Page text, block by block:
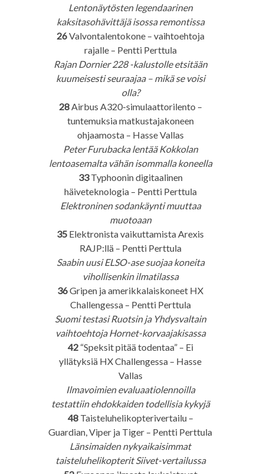
Lentonäytösten legendaarinen
kaksitasohävittäjä isossa remontissa
26Valvontalentokone – vaihtoehtoja
rajalle – Pentti Perttula
Rajan Dornier 228 -kalustolle etsitään
kuumeisesti seuraajaa – mikä se voisi
olla?
28Airbus A320-simulaattorilento –
tuntemuksia matkustajakoneen
ohjaamosta – Hasse Vallas
Peter Furubacka lentää Kokkolan
lentoasemalta vähän isommalla koneella
33Typhoonin digitaalinen
häiveteknologia – Pentti Perttula
Elektroninen sodankäynti muuttaa
muotoaan
35 Elektronista vaikuttamista Arexis
RAJP:llä – Pentti Perttula
Saabin uusi ELSO-ase suojaa koneita
vihollisenkin ilmatilassa
36Gripen ja amerikkalaiskoneet HX
Challengessa – Pentti Perttula
Suomi testasi Ruotsin ja Yhdysvaltain
vaihtoehtoja Hornet-korvaajakisassa
42“Speksit pitää todentaa” – Ei
yllätyksiä HX Challengessa – Hasse
Vallas
Ilmavoimien evaluaatiolennoilla
testattiin ehdokkaiden todellisia kykyjä
48Taisteluhelikopterivertailu –
Guardian, Viper ja Tiger – Pentti Perttula
Länsimaiden nykyaikaisimmat
taisteluhelikopterit Siivet-vertailussa